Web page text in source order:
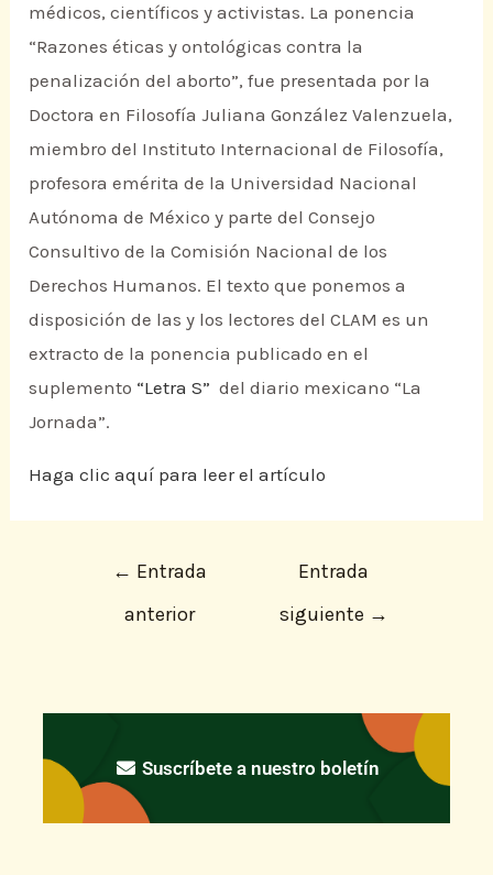
médicos, científicos y activistas. La ponencia
“Razones éticas y ontológicas contra la
penalización del aborto”, fue presentada por la
Doctora en Filosofía Juliana González Valenzuela,
miembro del Instituto Internacional de Filosofía,
profesora emérita de la Universidad Nacional
Autónoma de México y parte del Consejo
Consultivo de la Comisión Nacional de los
Derechos Humanos. El texto que ponemos a
disposición de las y los lectores del CLAM es un
extracto de la ponencia publicado en el
suplemento “Letra S” del diario mexicano “La
Jornada”.
Haga clic aquí para leer el artículo
← Entrada
anterior
Entrada
siguiente →
Suscríbete a nuestro boletín